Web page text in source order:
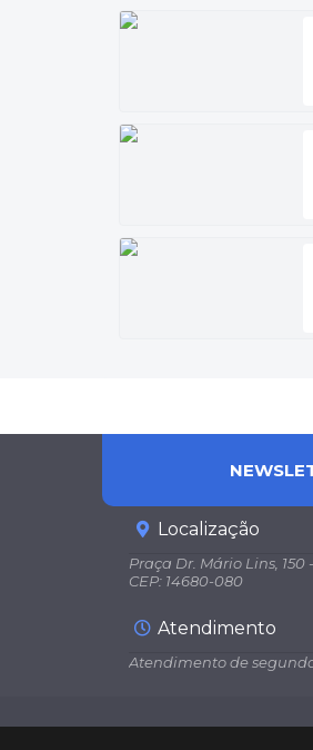
Localização
Praça Dr. Mário Lins, 150
CEP: 14680-080
Atendimento
Atendimento de